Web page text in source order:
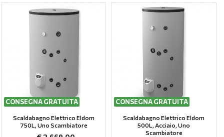
CONSEGNA GRATUITA
Scaldabagno Elettrico Eldom
750L, Uno Scambiatore
CONSEGNA GRATUITA
Scaldabagno Elettrico Eldom
500L, Аcciaio, Uno
Scambiatore